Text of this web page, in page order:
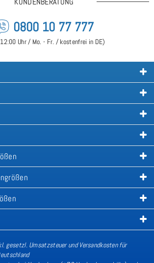
0800 10 77 777
Uhr / Mo. - Fr. / kostenfrei in DE)
gesetzl. Umsatzsteuer und Versandkosten für